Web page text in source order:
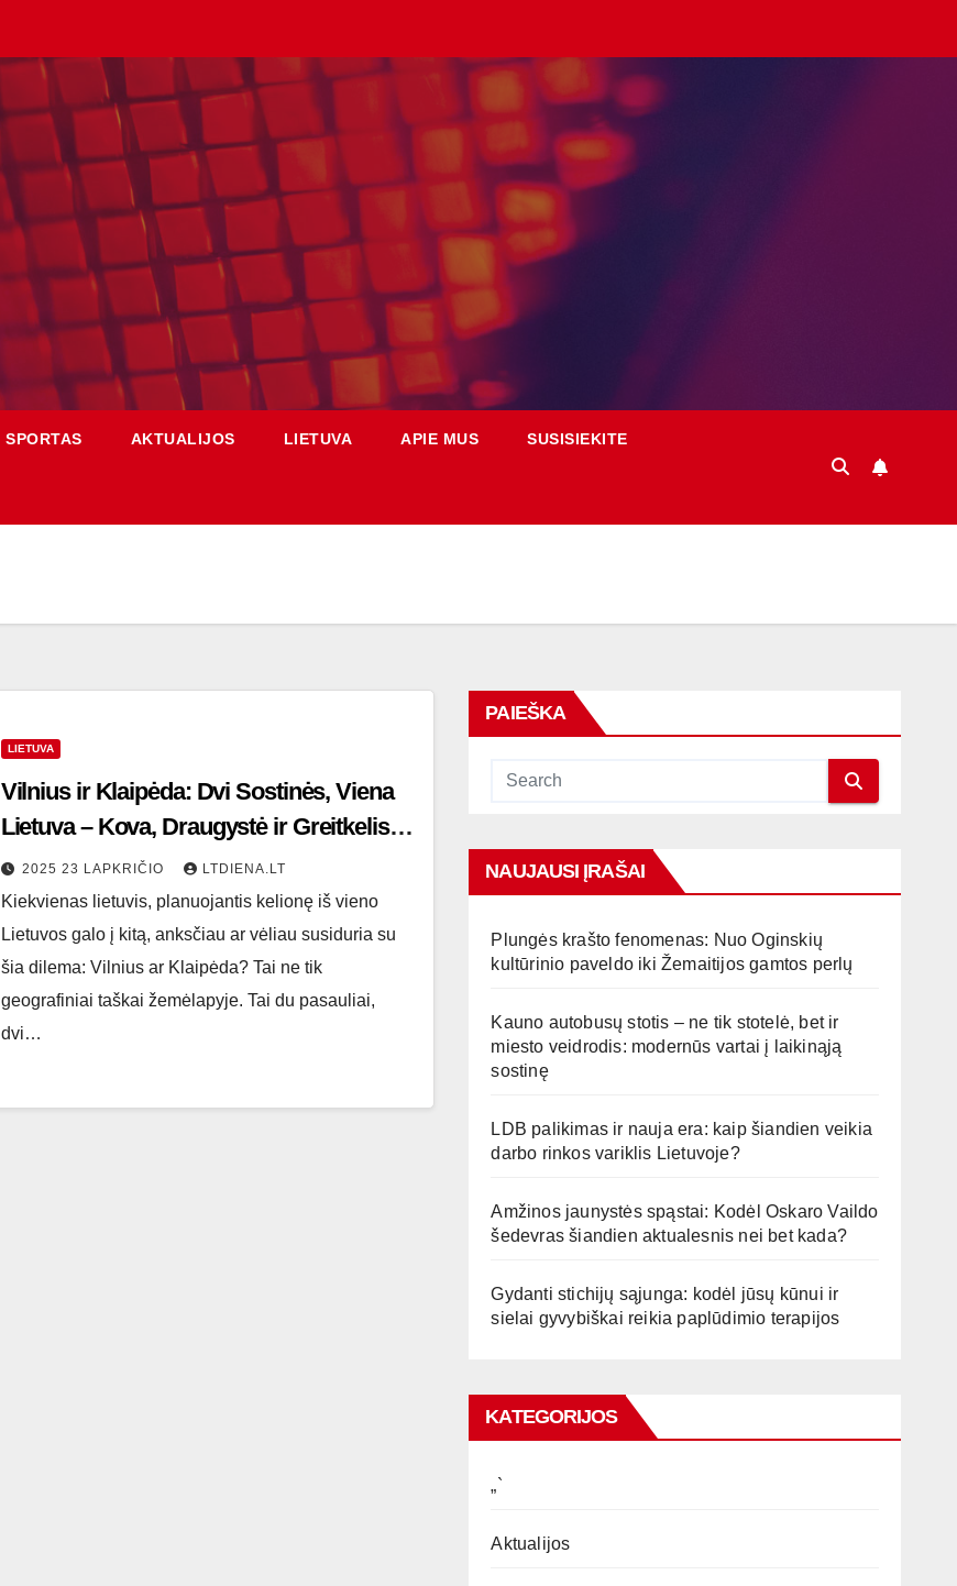
SPORTAS AKTUALIJOS LIETUVA APIE MUS SUSISIEKITE
LIETUVA
Vilnius ir Klaipėda: Dvi Sostinės, Viena
Lietuva – Kova, Draugystė ir Greitkelis
Tarp Jų
2025 23 LAPKRIČIO LTDIENA.LT
Kiekvienas lietuvis, planuojantis kelionę iš vieno
Lietuvos galo į kitą, anksčiau ar vėliau susiduria su
šia dilema: Vilnius ar Klaipėda? Tai ne tik
geografiniai taškai žemėlapyje. Tai du pasauliai,
dvi…
PAIEŠKA
NAUJAUSI ĮRAŠAI
Plungės krašto fenomenas: Nuo Oginskių
kultūrinio paveldo iki Žemaitijos gamtos perlų
Kauno autobusų stotis – ne tik stotelė, bet ir
miesto veidrodis: modernūs vartai į laikinąją
sostinę
LDB palikimas ir nauja era: kaip šiandien veikia
darbo rinkos variklis Lietuvoje?
Amžinos jaunystės spąstai: Kodėl Oskaro Vaildo
šedevras šiandien aktualesnis nei bet kada?
Gydanti stichijų sąjunga: kodėl jūsų kūnui ir
sielai gyvybiškai reikia paplūdimio terapijos
KATEGORIJOS
„`
Aktualijos